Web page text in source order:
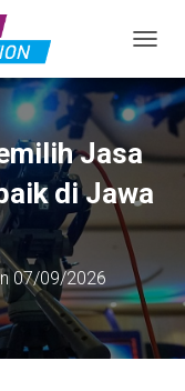
Jasa
di Jawa
07/09/2026